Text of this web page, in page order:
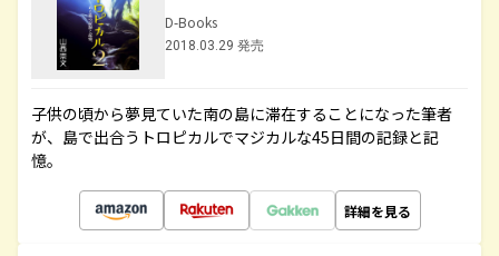
D-Books
2018.03.29 発売
子供の頃から夢見ていた南の島に滞在することになった筆者
が、島で出合うトロピカルでマジカルな45日間の記録と記
憶。
詳細を見る